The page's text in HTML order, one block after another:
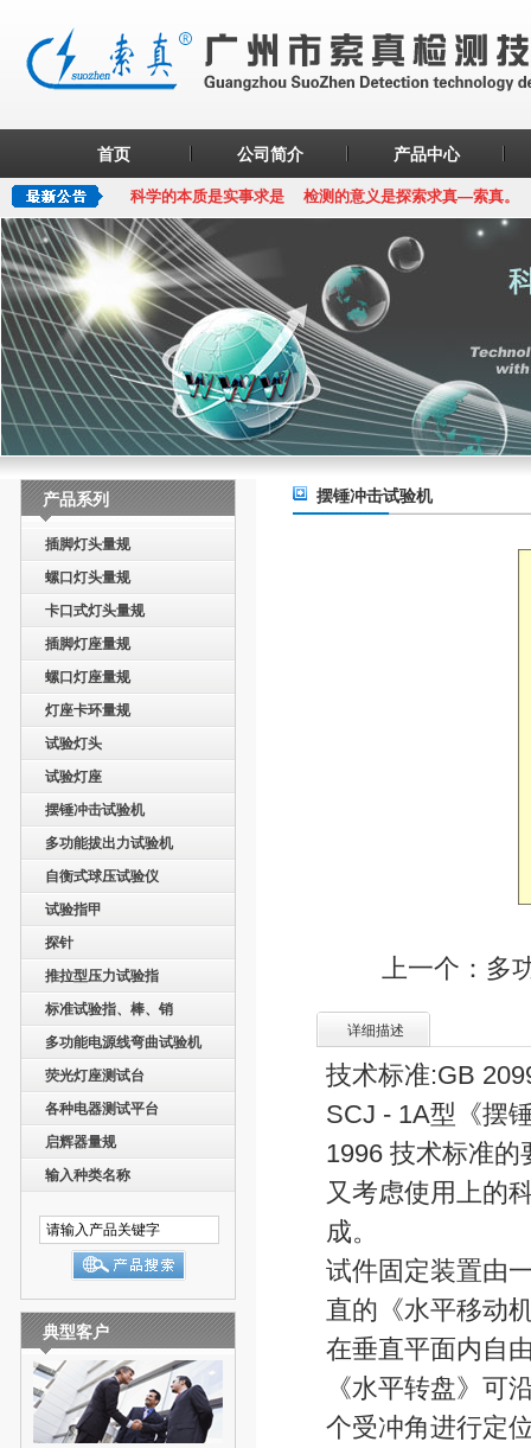
首页 公司简介 产品中心
科学的本质是实事求是 检测的意义是探索求真—索真。
产品系列
插脚灯头量规
螺口灯头量规
卡口式灯头量规
插脚灯座量规
螺口灯座量规
灯座卡环量规
试验灯头
试验灯座
摆锤冲击试验机
多功能拔出力试验机
自衡式球压试验仪
试验指甲
探针
推拉型压力试验指
标准试验指、棒、销
多功能电源线弯曲试验机
荧光灯座测试台
各种电器测试平台
启辉器量规
输入种类名称
典型客户
摆锤冲击试验机
上一个：多
详细描述
技术标准:GB
SCJ - 1A型《摆
1996 技术标准
又考虑使用上的
成。
试件固定装置由
直的《水平移动
在垂直平面内自
《水平转盘》可
个受冲角进行定